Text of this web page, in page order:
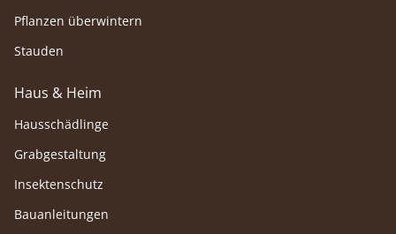
Pflanzen überwintern
Stauden
Haus & Heim
Hausschädlinge
Grabgestaltung
Insektenschutz
Bauanleitungen